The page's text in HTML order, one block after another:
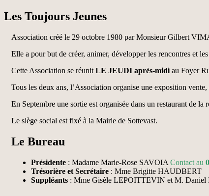
Les Toujours Jeunes
Association créé le 29 octobre 1980 par Monsieur Gilbert
Elle a pour but de créer, animer, développer les rencontres et
Cette Association se réunit LE JEUDI après-midi au Foyer
Tous les deux ans, l’Association organise une exposition
En Septembre une sortie est organisée dans un restaurant de la
Le siège social est fixé à la Mairie de Sottevast.
Le Bureau
Présidente : Madame Marie-Rose SAVOIA Contact au
Trésorière et Secrétaire : Mme Brigitte HAUDBERT
Suppléants : Mme Gisèle LEPOITTEVIN et M. Daniel